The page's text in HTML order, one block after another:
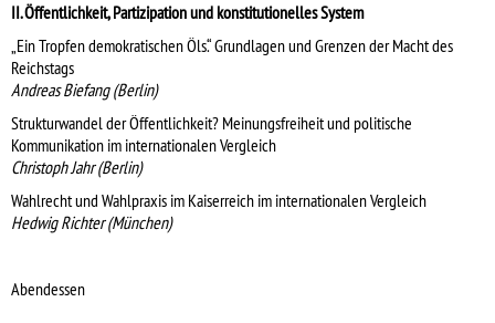
II. Öffentlichkeit, Partizipation und konstitutionelles System
„Ein Tropfen demokratischen Öls.“ Grundlagen und Grenzen der Macht des
Reichstags
Andreas Biefang (Berlin)
Strukturwandel der Öffentlichkeit? Meinungsfreiheit und politische
Kommunikation im internationalen Vergleich
Christoph Jahr (Berlin)
Wahlrecht und Wahlpraxis im Kaiserreich im internationalen Vergleich
Hedwig Richter (München)
Abendessen